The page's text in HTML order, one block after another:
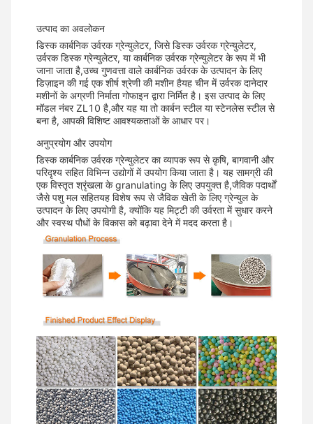
उत्पाद का अवलोकन
डिस्क कार्बनिक उर्वरक ग्रेन्युलेटर, जिसे डिस्क उर्वरक ग्रेन्युलेटर,
उर्वरक डिस्क ग्रेन्युलेटर, या कार्बनिक उर्वरक ग्रेन्युलेटर के रूप में भी
जाना जाता है,उच्च गुणवत्ता वाले कार्बनिक उर्वरक के उत्पादन के लिए
डिज़ाइन की गई एक शीर्ष श्रेणी की मशीन हैयह चीन में उर्वरक दानेदार
मशीनों के अग्रणी निर्माता गोफाइन द्वारा निर्मित है। इस उत्पाद के लिए
मॉडल नंबर ZL10 है,और यह या तो कार्बन स्टील या स्टेनलेस स्टील से
बना है, आपकी विशिष्ट आवश्यकताओं के आधार पर।
अनुप्रयोग और उपयोग
डिस्क कार्बनिक उर्वरक ग्रेन्युलेटर का व्यापक रूप से कृषि, बागवानी और
परिदृश्य सहित विभिन्न उद्योगों में उपयोग किया जाता है। यह सामग्री की
एक विस्तृत श्रृंखला के granulating के लिए उपयुक्त है,जैविक पदार्थों
जैसे पशु मल सहितयह विशेष रूप से जैविक खेती के लिए ग्रेन्युल के
उत्पादन के लिए उपयोगी है, क्योंकि यह मिट्टी की उर्वरता में सुधार करने
और स्वस्थ पौधों के विकास को बढ़ावा देने में मदद करता है।